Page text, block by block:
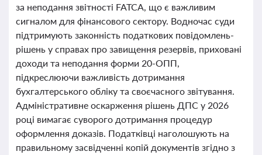
за неподання звітності FATCA, що є важливим
сигналом для фінансового сектору. Водночас суди
підтримують законність податкових повідомлень-
рішень у справах про завищення резервів, приховані
доходи та неподання форми 20-ОПП,
підкреслюючи важливість дотримання
бухгалтерського обліку та своєчасного звітування.
Адміністративне оскарження рішень ДПС у 2026
році вимагає суворого дотримання процедур
оформлення доказів. Податківці наголошують на
правильному засвідченні копій документів згідно з